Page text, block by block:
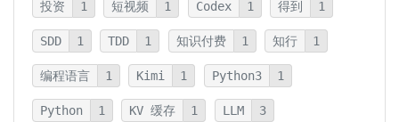
投资 1 短视频 1 Codex 1 得到 1
SDD 1 TDD 1 知识付费 1 知行 1
编程语言 1 Kimi 1 Python3 1
Python 1 KV 缓存 1 LLM 3